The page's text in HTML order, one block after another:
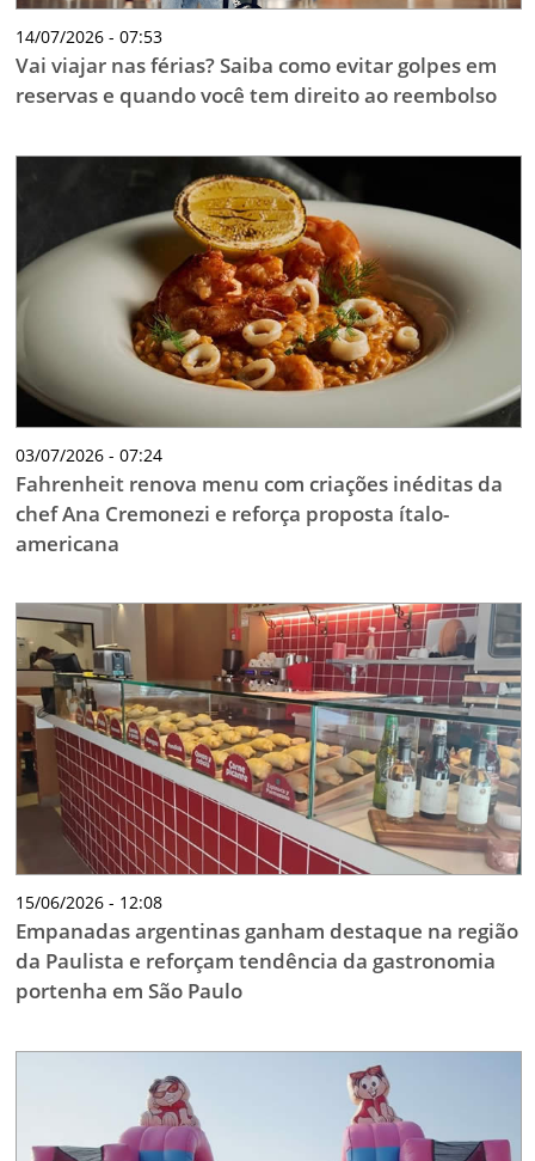
14/07/2026 - 07:53
Vai viajar nas férias? Saiba como evitar golpes em
reservas e quando você tem direito ao reembolso
03/07/2026 - 07:24
Fahrenheit renova menu com criações inéditas da
chef Ana Cremonezi e reforça proposta ítalo-
americana
15/06/2026 - 12:08
Empanadas argentinas ganham destaque na região
da Paulista e reforçam tendência da gastronomia
portenha em São Paulo